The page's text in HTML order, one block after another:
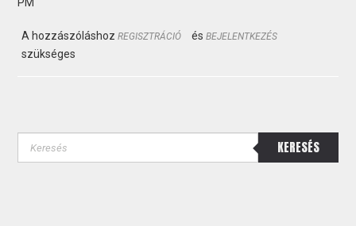
A hozzászóláshozREGISZTRÁCIÓ ésBEJELENTKEZÉS
szükséges
KERESÉS